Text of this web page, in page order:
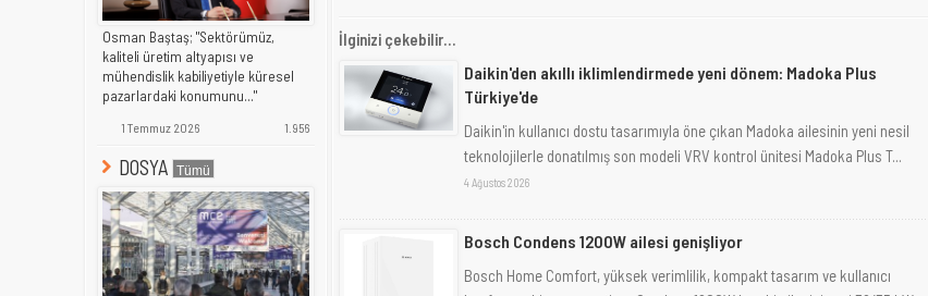
Osman Baştaş; "Sektörümüz,
kaliteli üretim altyapısı ve
mühendislik kabiliyetiyle küresel
pazarlardaki konumunu..."
1 Temmuz 2026 1.956
DOSYA
İlginizi çekebilir...
Daikin'den akıllı iklimlendirmede yeni dönem: Madoka Plus
Türkiye'de
Daikin'in kullanıcı dostu tasarımıyla öne çıkan Madoka ailesinin yeni nesil
teknolojilerle donatılmış son modeli VRV kontrol ünitesi Madoka Plus T...
4 Ağustos 2026
Bosch Condens 1200W ailesi genişliyor
Bosch Home Comfort, yüksek verimlilik, kompakt tasarım ve kullanıcı